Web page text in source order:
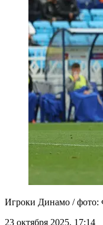
Игроки Динамо /
23 октября 2025, 17:14